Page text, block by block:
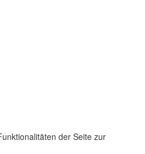
der Seite zur